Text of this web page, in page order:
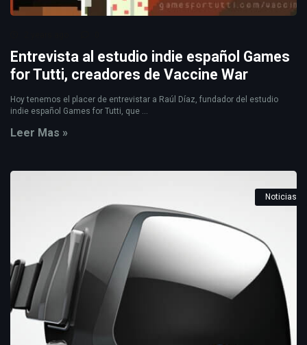
Entrevista al estudio indie español Games
for Tutti, creadores de Vaccine War
Hoy tenemos el placer de entrevistar a Raúl Díaz, fundador del estudio
indie español Games for Tutti, que ...
Leer Mas »
Noticias